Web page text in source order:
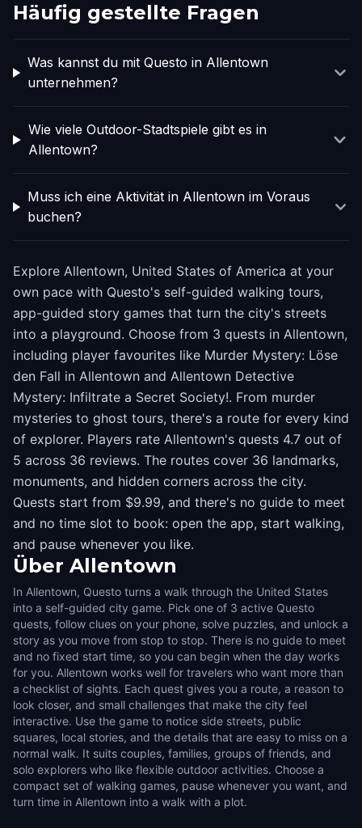
Häufig gestellte Fragen
Was kannst du mit Questo in Allentown
unternehmen?
Wie viele Outdoor-Stadtspiele gibt es in
Allentown?
Muss ich eine Aktivität in Allentown im Voraus
buchen?
Explore Allentown, United States of America at your
own pace with Questo's self-guided walking tours,
app-guided story games that turn the city's streets
into a playground. Choose from 3 quests in Allentown,
including player favourites like Murder Mystery: Löse
den Fall in Allentown and Allentown Detective
Mystery: Infiltrate a Secret Society!. From murder
mysteries to ghost tours, there's a route for every kind
of explorer. Players rate Allentown's quests 4.7 out of
5 across 36 reviews. The routes cover 36 landmarks,
monuments, and hidden corners across the city.
Quests start from $9.99, and there's no guide to meet
and no time slot to book: open the app, start walking,
and pause whenever you like.
Über Allentown
In Allentown, Questo turns a walk through the United States
into a self-guided city game. Pick one of 3 active Questo
quests, follow clues on your phone, solve puzzles, and unlock a
story as you move from stop to stop. There is no guide to meet
and no fixed start time, so you can begin when the day works
for you. Allentown works well for travelers who want more than
a checklist of sights. Each quest gives you a route, a reason to
look closer, and small challenges that make the city feel
interactive. Use the game to notice side streets, public
squares, local stories, and the details that are easy to miss on a
normal walk. It suits couples, families, groups of friends, and
solo explorers who like flexible outdoor activities. Choose a
compact set of walking games, pause whenever you want, and
turn time in Allentown into a walk with a plot.